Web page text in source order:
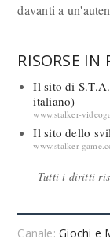
davanti a
RISORSE IN
Il sito di
italiano)
www.stalker-
Il sito dello
www.stalker-
Tutti i diritti
Canale:Giochi e